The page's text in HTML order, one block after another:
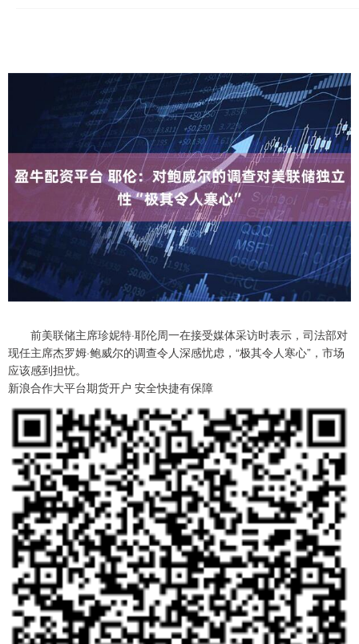
前美联储主席珍妮特·耶伦周一在接受媒体采访时表示，司法部对
现任主席杰罗姆·鲍威尔的调查令人深感忧虑，“极其令人寒心”，市场
应该感到担忧。
新浪合作大平台期货开户 安全快捷有保障